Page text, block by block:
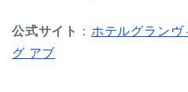
公式サイト ： ホテルグランヴ
グ アブ